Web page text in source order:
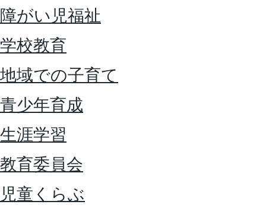
障がい児福祉
学校教育
地域での子育て
青少年育成
生涯学習
教育委員会
児童くらぶ